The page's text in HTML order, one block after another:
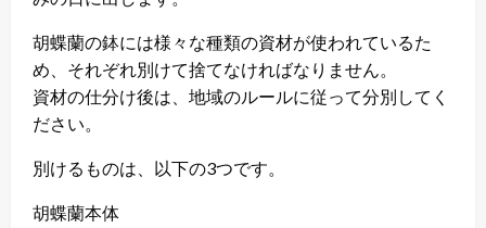
胡蝶蘭の鉢には様々な種類の資材が使われているた
め、それぞれ別けて捨てなければなりません。
資材の仕分け後は、地域のルールに従って分別してく
ださい。
別けるものは、以下の3つです。
胡蝶蘭本体